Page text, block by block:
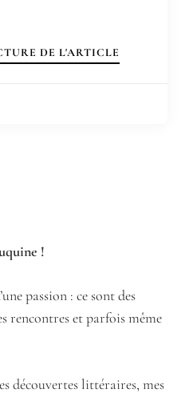
DE L'ARTICLE
!
passion : ce sont des
rencontres et parfois même
découvertes littéraires, mes